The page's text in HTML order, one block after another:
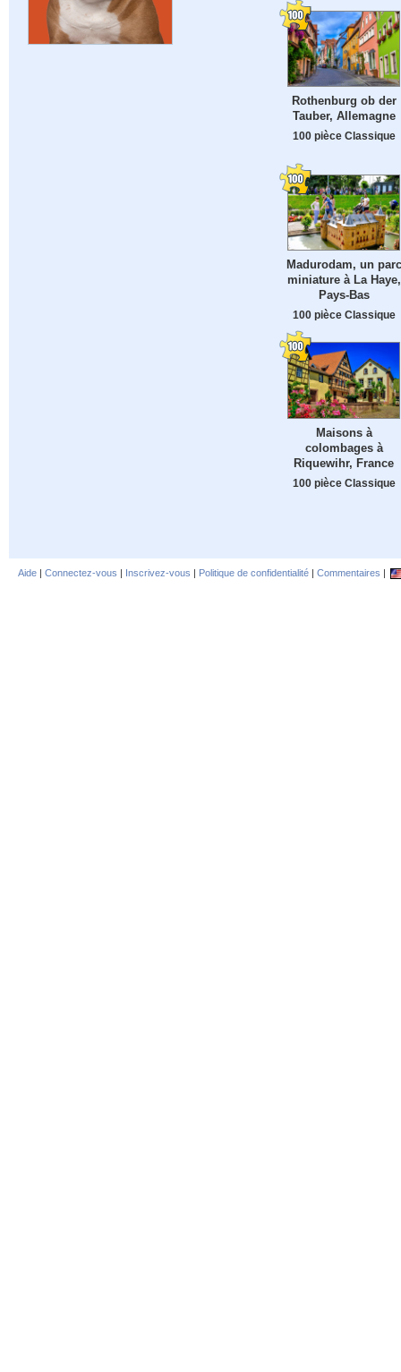
Rothenburg ob der
Tauber, Allemagne
100 pièce Classique
Madurodam, un parc
miniature à La Haye,
Pays-Bas
100 pièce Classique
Maisons à
colombages à
Riquewihr, France
100 pièce Classique
Aide | Connectez-vous | Inscrivez-vous | Politique de confidentialité | Commentaires |